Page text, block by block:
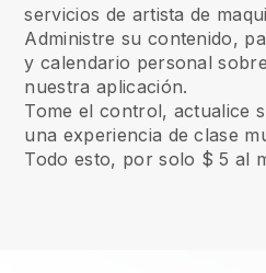
servicios de artista de
Administre su contenido,
y calendario personal
nuestra aplicación.
Tome el control, actualice
una experiencia de clase
Todo esto, por solo $ 5 al